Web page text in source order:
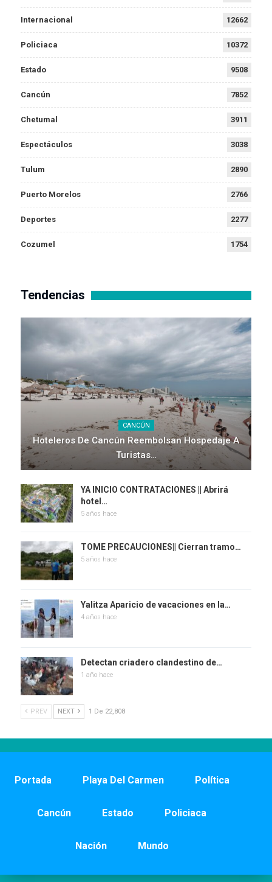
Internacional 12662
Policiaca 10372
Estado 9508
Cancún 7852
Chetumal 3911
Espectáculos 3038
Tulum 2890
Puerto Morelos 2766
Deportes 2277
Cozumel 1754
Tendencias
CANCÚN
Hoteleros De Cancún Reembolsan Hospedaje A
Turistas…
YA INICIO CONTRATACIONES || Abrirá
hotel…
5 años hace
TOME PRECAUCIONES|| Cierran tramo…
5 años hace
Yalitza Aparicio de vacaciones en la…
4 años hace
Detectan criadero clandestino de…
1 año hace
PREV NEXT 1 De 22,808
Portada Playa Del Carmen Política
Cancún Estado Policiaca
Nación Mundo